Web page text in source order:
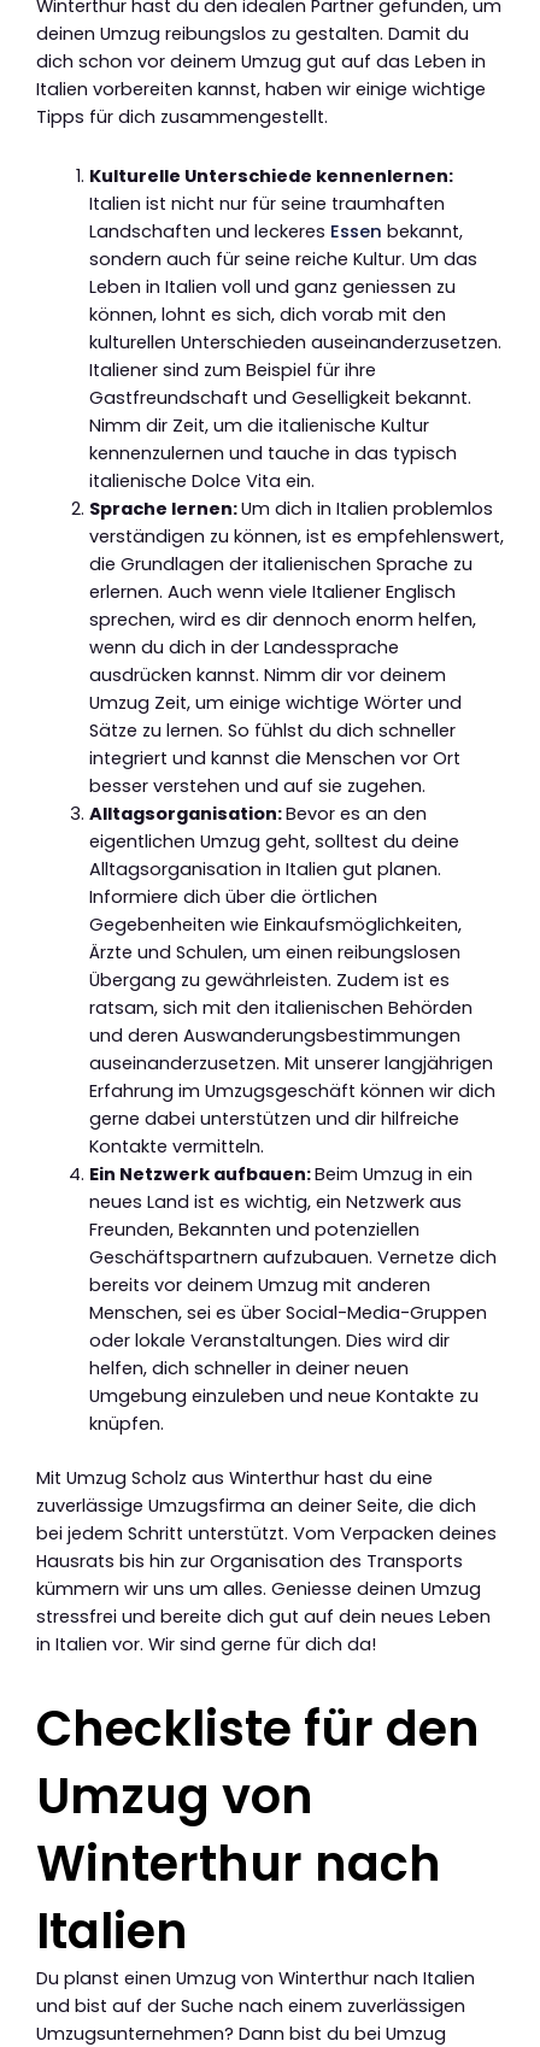
Winterthur hast du den idealen Partner gefunden, um
deinen Umzug reibungslos zu gestalten. Damit du
dich schon vor deinem Umzug gut auf das Leben in
Italien vorbereiten kannst, haben wir einige wichtige
Tipps für dich zusammengestellt.
Kulturelle Unterschiede kennenlernen:
Italien ist nicht nur für seine traumhaften
Landschaften und leckeres Essen bekannt,
sondern auch für seine reiche Kultur. Um das
Leben in Italien voll und ganz geniessen zu
können, lohnt es sich, dich vorab mit den
kulturellen Unterschieden auseinanderzusetzen.
Italiener sind zum Beispiel für ihre
Gastfreundschaft und Geselligkeit bekannt.
Nimm dir Zeit, um die italienische Kultur
kennenzulernen und tauche in das typisch
italienische Dolce Vita ein.
Sprache lernen:Um dich in Italien problemlos
verständigen zu können, ist es empfehlenswert,
die Grundlagen der italienischen Sprache zu
erlernen. Auch wenn viele Italiener Englisch
sprechen, wird es dir dennoch enorm helfen,
wenn du dich in der Landessprache
ausdrücken kannst. Nimm dir vor deinem
Umzug Zeit, um einige wichtige Wörter und
Sätze zu lernen. So fühlst du dich schneller
integriert und kannst die Menschen vor Ort
besser verstehen und auf sie zugehen.
Alltagsorganisation:Bevor es an den
eigentlichen Umzug geht, solltest du deine
Alltagsorganisation in Italien gut planen.
Informiere dich über die örtlichen
Gegebenheiten wie Einkaufsmöglichkeiten,
Ärzte und Schulen, um einen reibungslosen
Übergang zu gewährleisten. Zudem ist es
ratsam, sich mit den italienischen Behörden
und deren Auswanderungsbestimmungen
auseinanderzusetzen. Mit unserer langjährigen
Erfahrung im Umzugsgeschäft können wir dich
gerne dabei unterstützen und dir hilfreiche
Kontakte vermitteln.
Ein Netzwerk aufbauen:Beim Umzug in ein
neues Land ist es wichtig, ein Netzwerk aus
Freunden, Bekannten und potenziellen
Geschäftspartnern aufzubauen. Vernetze dich
bereits vor deinem Umzug mit anderen
Menschen, sei es über Social-Media-Gruppen
oder lokale Veranstaltungen. Dies wird dir
helfen, dich schneller in deiner neuen
Umgebung einzuleben und neue Kontakte zu
knüpfen.
Mit Umzug Scholz aus Winterthur hast du eine
zuverlässige Umzugsfirma an deiner Seite, die dich
bei jedem Schritt unterstützt. Vom Verpacken deines
Hausrats bis hin zur Organisation des Transports
kümmern wir uns um alles. Geniesse deinen Umzug
stressfrei und bereite dich gut auf dein neues Leben
in Italien vor. Wir sind gerne für dich da!
Checkliste für den
Umzug von
Winterthur nach
Italien
Du planst einen Umzug von Winterthur nach Italien
und bist auf der Suche nach einem zuverlässigen
Umzugsunternehmen? Dann bist du bei Umzug